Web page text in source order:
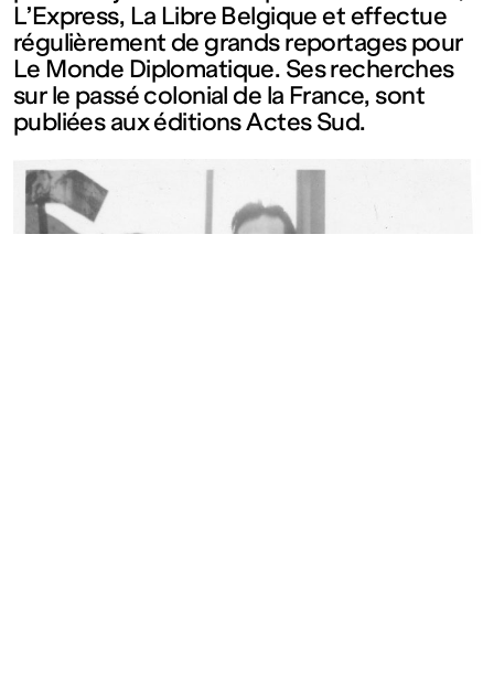
Sam – Dim
: 11h – 19h
L’Express, La Libre Belgique et effectue
régulièrement de grands reportages pour
Le Monde Diplomatique. Ses recherches
sur le passé colonial de la France, sont
publiées aux éditions Actes Sud.